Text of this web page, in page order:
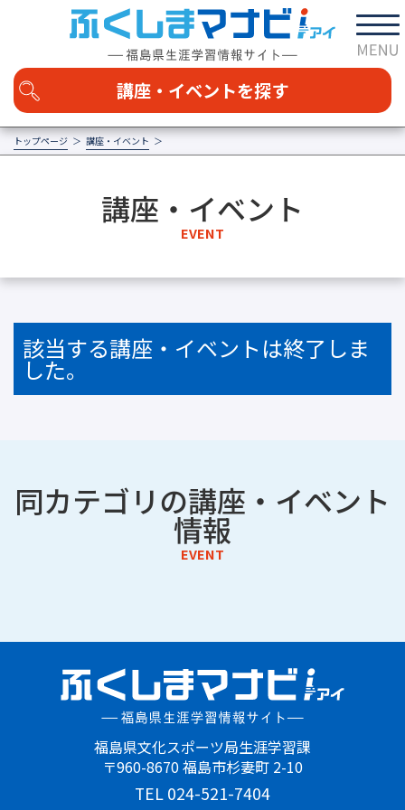
講座・イベントを探す
福島の学び 家庭・地域
社会・経済 自然・科学
芸術・文化
その他
講座 イベント
エリアを選択する
終了講座・終了イベントを非表示
トップページ 講座・イベント
講座・イベント
EVENT
該当する講座・イベントは終了しま
した。
同カテゴリの講座・イベント
情報
EVENT
福島県文化スポーツ局生涯学習課
〒960-8670 福島市杉妻町 2-10
TEL 024-521-7404